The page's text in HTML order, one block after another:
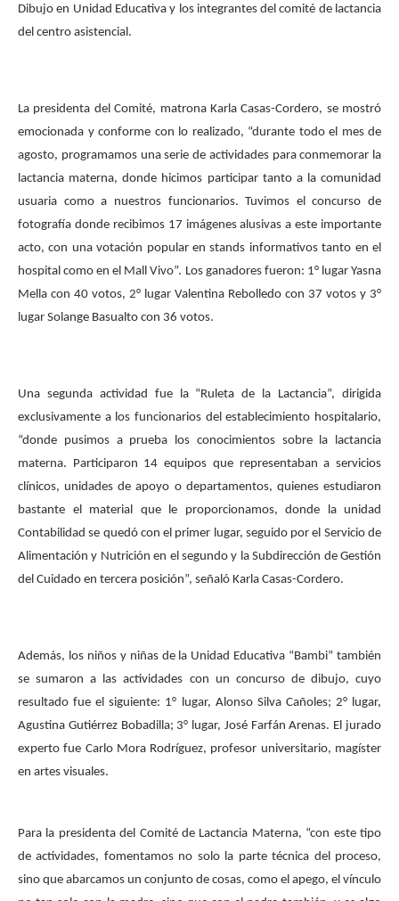
Dibujo en Unidad Educativa y los integrantes del comité de lactancia
del centro asistencial.
La presidenta del Comité, matrona Karla Casas-Cordero, se mostró
emocionada y conforme con lo realizado, “durante todo el mes de
agosto, programamos una serie de actividades para conmemorar la
lactancia materna, donde hicimos participar tanto a la comunidad
usuaria como a nuestros funcionarios. Tuvimos el concurso de
fotografía donde recibimos 17 imágenes alusivas a este importante
acto, con una votación popular en stands informativos tanto en el
hospital como en el Mall Vivo”. Los ganadores fueron: 1° lugar Yasna
Mella con 40 votos, 2° lugar Valentina Rebolledo con 37 votos y 3°
lugar Solange Basualto con 36 votos.
Una segunda actividad fue la “Ruleta de la Lactancia”, dirigida
exclusivamente a los funcionarios del establecimiento hospitalario,
“donde pusimos a prueba los conocimientos sobre la lactancia
materna. Participaron 14 equipos que representaban a servicios
clínicos, unidades de apoyo o departamentos, quienes estudiaron
bastante el material que le proporcionamos, donde la unidad
Contabilidad se quedó con el primer lugar, seguido por el Servicio de
Alimentación y Nutrición en el segundo y la Subdirección de Gestión
del Cuidado en tercera posición”, señaló Karla Casas-Cordero.
Además, los niños y niñas de la Unidad Educativa “Bambi” también
se sumaron a las actividades con un concurso de dibujo, cuyo
resultado fue el siguiente: 1° lugar, Alonso Silva Cañoles; 2° lugar,
Agustina Gutiérrez Bobadilla; 3° lugar, José Farfán Arenas. El jurado
experto fue Carlo Mora Rodríguez, profesor universitario, magíster
en artes visuales.
Para la presidenta del Comité de Lactancia Materna, “con este tipo
de actividades, fomentamos no solo la parte técnica del proceso,
sino que abarcamos un conjunto de cosas, como el apego, el vínculo